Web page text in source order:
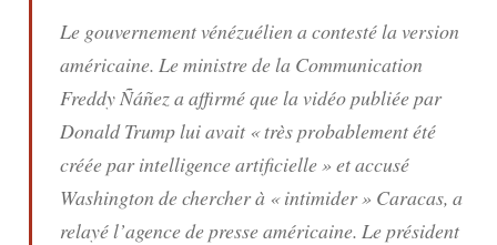
Le gouvernement vénézuélien a contesté la version
américaine. Le ministre de la Communication
Freddy Ñáñez a affirmé que la vidéo publiée par
Donald Trump lui avait «très probablement été
créée par intelligence artificielle» et accusé
Washington de chercher à «intimider» Caracas, a
relayé l’agence de presse américaine. Le président